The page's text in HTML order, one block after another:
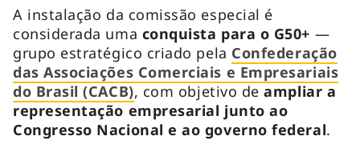
A instalação da comissão especial é
considerada uma conquista para o G50+ —
grupo estratégico criado pela Confederação
das Associações Comerciais e Empresariais
do Brasil (CACB), com objetivo deampliar a
representação empresarial junto ao
Congresso Nacional e ao governo federal.